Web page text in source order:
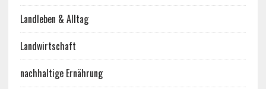
Landleben & Alltag
Landwirtschaft
nachhaltige Ernährung